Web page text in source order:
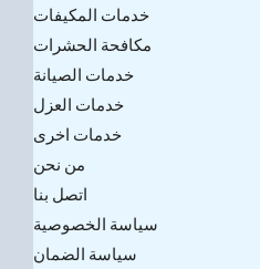
خدمات المكيفات
مكافحة الحشرات
خدمات الصيانة
خدمات العزل
خدمات اخرى
من نحن
اتصل بنا
سياسة الخصوصية
سياسة الضمان